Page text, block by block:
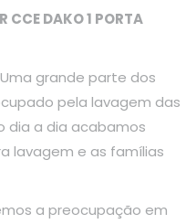
CCE DAKO 1 PORTA
grande parte dos
pela lavagem das
dia a dia acabamos
lavagem e as famílias
a preocupação em